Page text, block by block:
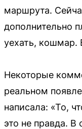
маршрута.
дополнительно
уехать, кошмар.
Некоторые
реальном
написала: «То,
это не правда. В